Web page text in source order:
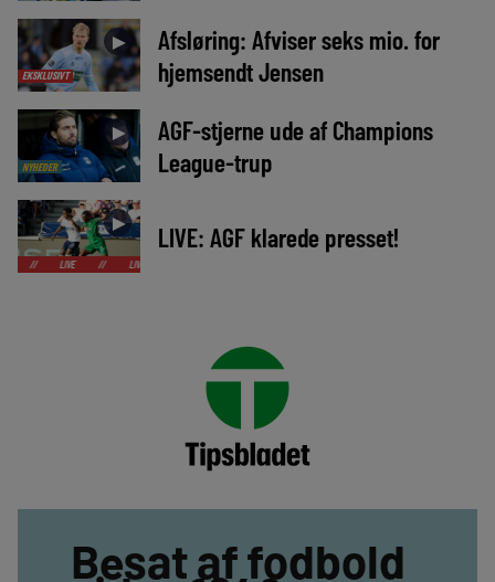
EKSKLUSIVT
►
Afsløring: Afviser seks mio. for
hjemsendt Jensen
NYHEDER
►
AGF-stjerne ude af Champions
League-trup
►
// LIVE // LIVE
LIVE: AGF klarede presset!
Besat af fodbold